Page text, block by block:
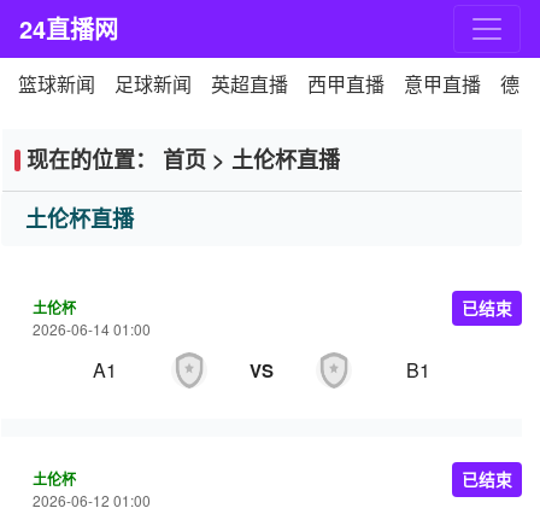
24直播网
篮球新闻 足球新闻 英超直播 西甲直播 意甲直播 德
现在的位置： 首页 > 土伦杯直播
土伦杯直播
土伦杯
2026-06-14 01:00
A1 VS B1
已结束
土伦杯
2026-06-12 01:00
已结束